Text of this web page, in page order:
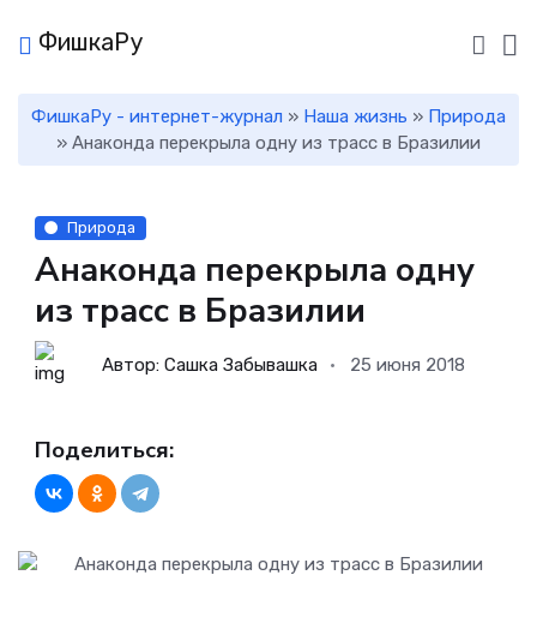
ФишкаРу
ФишкаРу - интернет-журнал » Наша жизнь » Природа
» Анаконда перекрыла одну из трасс в Бразилии
Природа
Анаконда перекрыла одну
из трасс в Бразилии
Автор: Сашка Забывашка 25 июня 2018
Поделиться: